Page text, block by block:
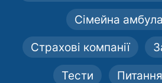
Сімейна
Страхові компанії
Тести